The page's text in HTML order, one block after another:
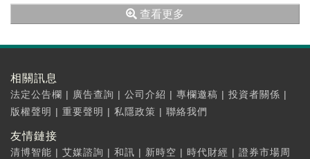
查看更多
相關訊息
法定公告欄 | 廣告查詢 | 公司介紹 | 專欄邀稿 | 投資者關係 |
版權聲明 | 重要聲明 | 私隱政策 | 聯絡我們
友情鏈接
清博智能 | 艾媒諮詢 | 和訊 | 新時空 | 時代財經 | 證券市場周